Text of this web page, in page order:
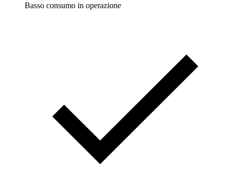
Basso consumo in operazione